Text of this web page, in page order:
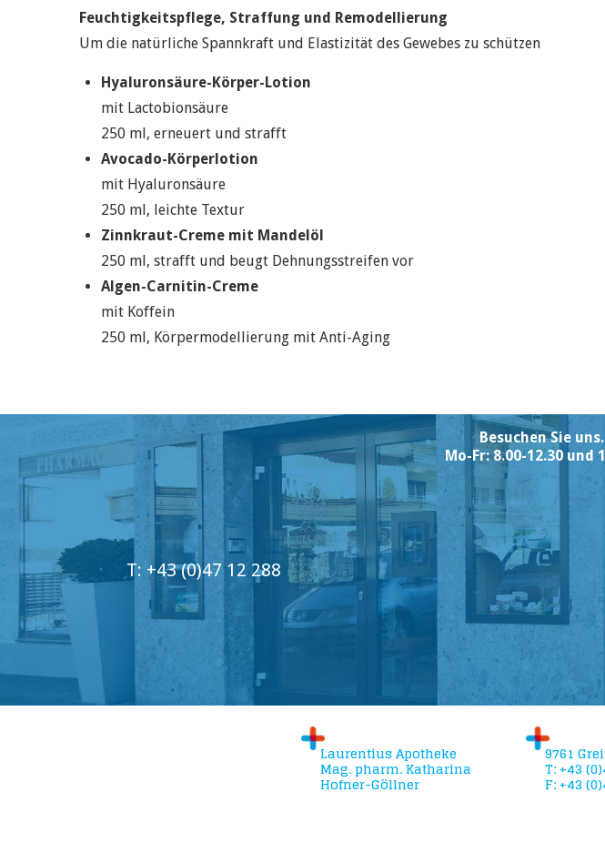
Feuchtigkeitspflege, Straffung und Remodellierung
Um die natürliche Spannkraft und Elastizität des Gewebes zu schützen
Hyaluronsäure-Körper-Lotion
mit Lactobionsäure
250 ml, erneuert und strafft
Avocado-Körperlotion
mit Hyaluronsäure
250 ml, leichte Textur
Zinnkraut-Creme mit Mandelöl
250 ml, strafft und beugt Dehnungsstreifen vor
Algen-Carnitin-Creme
mit Koffein
250 ml, Körpermodellierung mit Anti-Aging
Besuchen Sie
Mo-Fr: 8.00-12.30 und
T: +43 (0)47 12 288
Laurentius Apotheke
Mag. pharm. Katharina
Hofner-Göllner
9761
T: +43
F: +43